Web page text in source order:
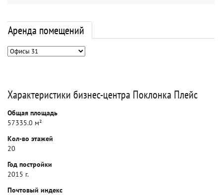
Аренда помещений
Характеристики бизнес-центра Поклонка Плейс
Общая площадь
57335.0 м²
Кол-во этажей
20
Год постройки
2015 г.
Почтовый индекс